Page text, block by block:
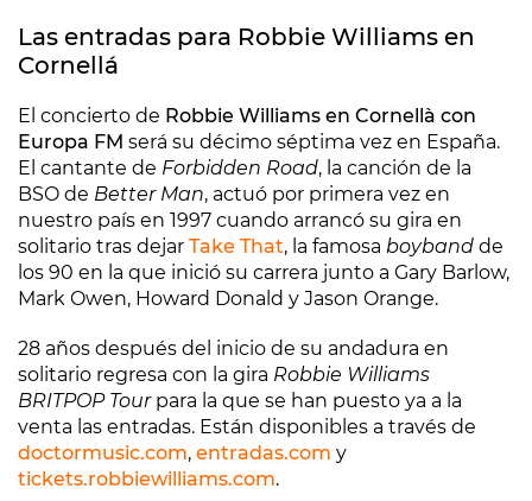
Las entradas para Robbie Williams en
Cornellá
El concierto de Robbie Williams en Cornellà con
Europa FM será su décimo séptima vez en España.
El cantante de Forbidden Road, la canción de la
BSO de Better Man, actuó por primera vez en
nuestro país en 1997 cuando arrancó su gira en
solitario tras dejar Take That, la famosa boyband de
los 90 en la que inició su carrera junto a Gary Barlow,
Mark Owen, Howard Donald y Jason Orange.
28 años después del inicio de su andadura en
solitario regresa con la gira Robbie Williams
BRITPOP Tourpara la que se han puesto ya a la
venta las entradas. Están disponibles a través de
doctormusic.com, entradas.com y
tickets.robbiewilliams.com.